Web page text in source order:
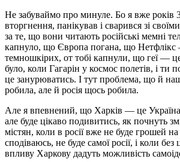
Не забуваймо про минуле. Бо я вже років
вторгнення, панікував і сварився зі
за те, що вони читають російські мемні
капнуло, що Європа погана, що
темношкірих, от тобі капнули, що геї —
було, коли Гагарін у космос полетів, і ти
це занурюватись. І тут проблема, що й
робила, але й росія щось робила.
Але я впевнений, що Харків — це
але буде цікаво подивитись, як почнуть
містян, коли в росії вже не буде грошей
сподіваюсь, не буде самої росії, і коли
впливу Харкову дадуть можливість